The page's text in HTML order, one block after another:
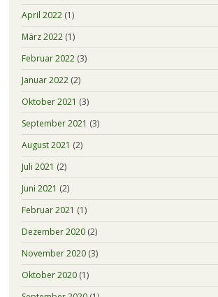
April 2022(1)
März 2022(1)
Februar 2022(3)
Januar 2022(2)
Oktober 2021 (3)
September 2021 (3)
August 2021 (2)
Juli 2021 (2)
Juni 2021 (2)
Februar 2021 (1)
Dezember 2020(2)
November 2020(3)
Oktober 2020(1)